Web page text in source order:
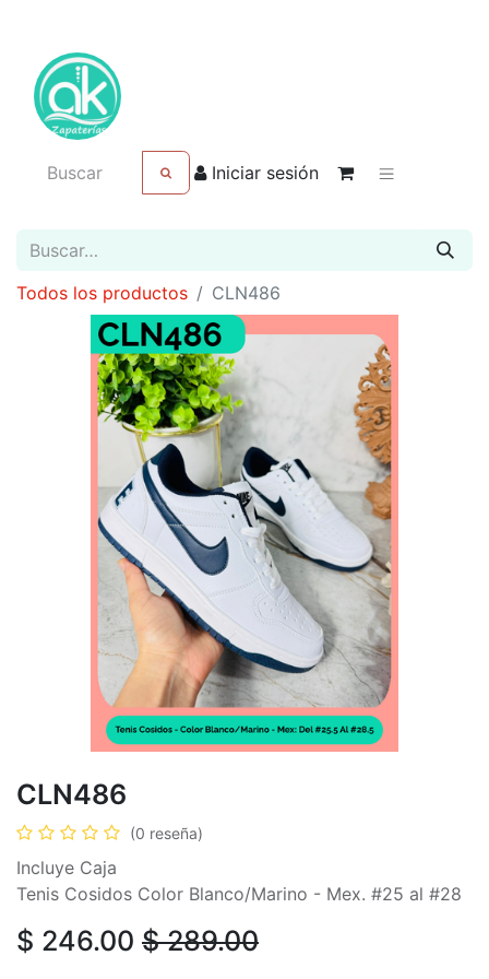
Iniciar sesión
Todos los productos CLN486
CLN486
(0 reseña)
Incluye Caja
Tenis Cosidos Color Blanco/Marino - Mex. #25 al #28
$ 246.00 $289.00